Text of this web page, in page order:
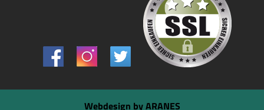
Webdesign by ARANES